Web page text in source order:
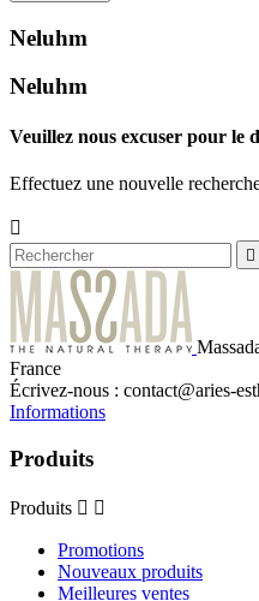
Neluhm
Neluhm
Veuillez nous excuser pour le
Effectuez une nouvelle


France
Écrivez-nous : contact@aries-
Informations
Produits
Produits  
Promotions
Nouveaux produits
Meilleures ventes